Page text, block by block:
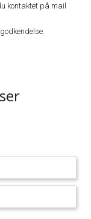
kontaktet på mail